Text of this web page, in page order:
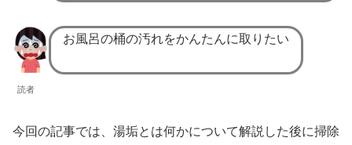
読者
お風呂の桶の汚れをかんたんに取りたい
今回の記事では、湯垢とは何かについて解説した後に掃除